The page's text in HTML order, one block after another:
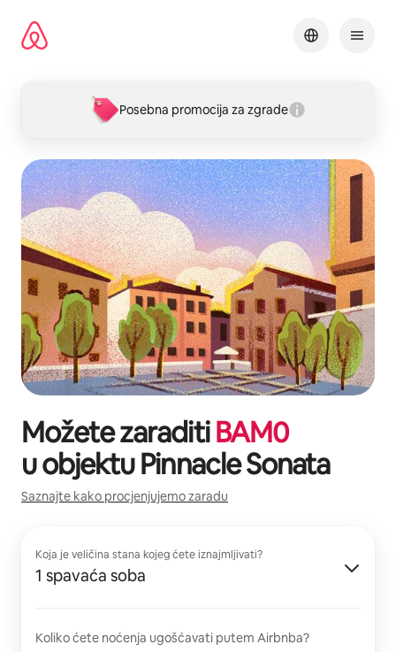
sadržaj
Posebna promocija za zgrade
Možete zaraditiBAM0
u objektuPinnacle Sonata
Saznajte kako procjenjujemo zaradu
Koja je veličina stana kojeg ćete iznajmljivati?
1 spavaća soba
Koliko ćete noćenja ugošćavati putem Airbnba?